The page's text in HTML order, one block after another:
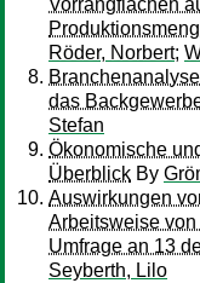
Vorrangflächen
Röder, Norbert;
das
Stefan
Ökonomische
Überblick By
Auswirkungen
Arbeitsweise
Umfrage an 13
Seyberth, Lilo